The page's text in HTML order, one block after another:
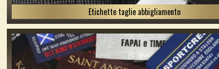
Etichette taglie abbigliamento